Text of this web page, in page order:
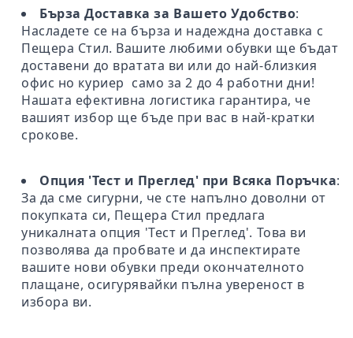
Бърза Доставка за Вашето Удобство:
Насладете се на бърза и надеждна доставка с
Пещера Стил. Вашите любими обувки ще бъдат
доставени до вратата ви или до най-близкия
офис но куриер само за 2 до 4 работни дни!
Нашата ефективна логистика гарантира, че
вашият избор ще бъде при вас в най-кратки
срокове.
Опция 'Тест и Преглед' при Всяка Поръчка:
За да сме сигурни, че сте напълно доволни от
покупката си, Пещера Стил предлага
уникалната опция 'Тест и Преглед'. Това ви
позволява да пробвате и да инспектирате
вашите нови обувки преди окончателното
плащане, осигурявайки пълна увереност в
избора ви.